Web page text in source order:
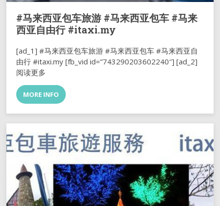
#马来西亚包车旅游 #马来西亚包车 #马来
西亚自由行 #itaxi.my
[ad_1] #马来西亚包车旅游 #马来西亚包车 #马来西亚自
由行 #itaxi.my [fb_vid id=”743290203602240″] [ad_2]
阅读更多
MORE INFO